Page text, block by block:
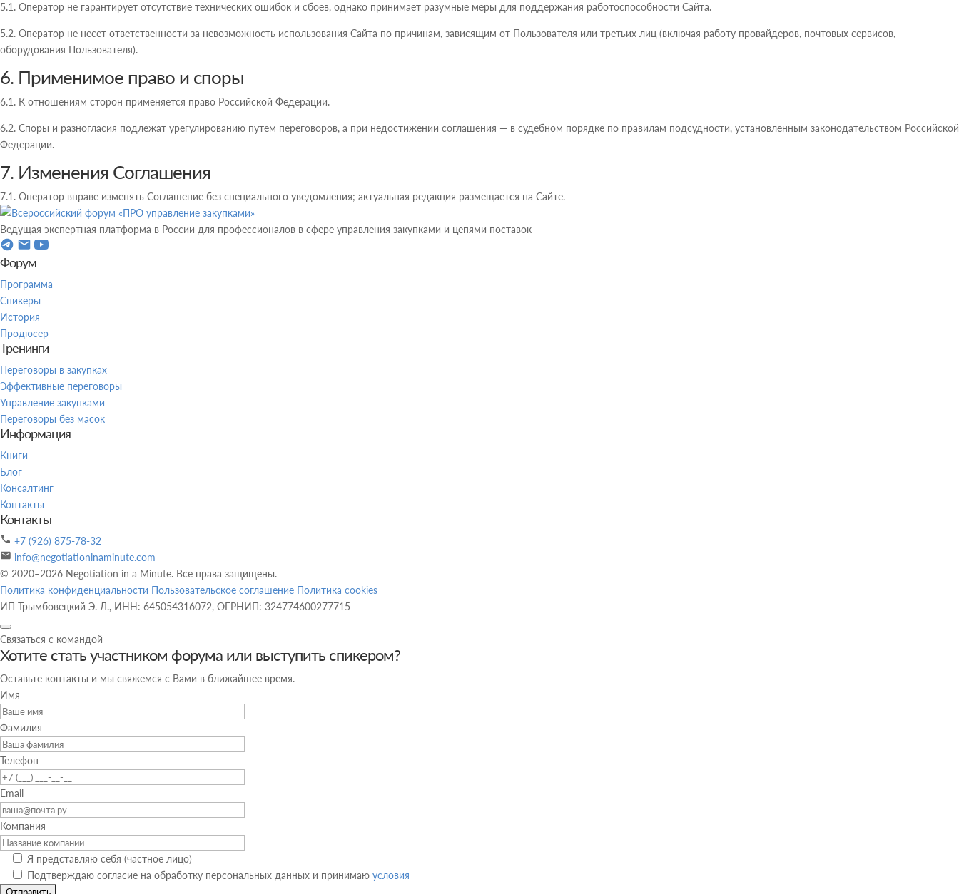
5.1. Оператор не гарантирует отсутствие технических ошибок и сбоев, однако принимает разумные меры для поддержания работоспособности Сайта.
5.2. Оператор не несет ответственности за невозможность использования Сайта по причинам, зависящим от Пользователя или третьих лиц (включая работу провайдеров, почтовых сервисов,
оборудования Пользователя).
6. Применимое право и споры
6.1. К отношениям сторон применяется право Российской Федерации.
6.2. Споры и разногласия подлежат урегулированию путем переговоров, а при недостижении соглашения — в судебном порядке по правилам подсудности, установленным законодательством Российской
Федерации.
7. Изменения Соглашения
7.1. Оператор вправе изменять Соглашение без специального уведомления; актуальная редакция размещается на Сайте.
Ведущая экспертная платформа в России для профессионалов в сфере управления закупками и цепями поставок
Форум
Программа
Спикеры
История
Продюсер
Тренинги
Переговоры в закупках
Эффективные переговоры
Управление закупками
Переговоры без масок
Информация
Книги
Блог
Консалтинг
Контакты
Контакты
+7 (926) 875-78-32
info@negotiationinaminute.com
© 2020–2026 Negotiation in a Minute. Все права защищены.
Политика конфиденциальности Пользовательское соглашение Политика cookies
ИП Трымбовецкий Э. Л., ИНН: 645054316072, ОГРНИП: 324774600277715
Форма
заявки
на
билет
Связаться с командой
Хотите стать участником форума или выступить спикером?
Оставьте контакты и мы свяжемся с Вами в ближайшее время.
Имя
Фамилия
Телефон
Email
Компания
Я представляю себя (частное лицо)
Подтверждаю согласие на обработку персональных данных и принимаю условия